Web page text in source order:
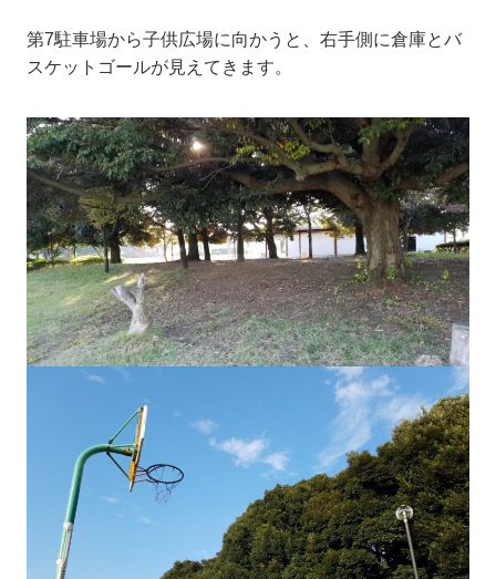
第7駐車場から子供広場に向かうと、右手側に倉庫とバ
スケットゴールが見えてきます。